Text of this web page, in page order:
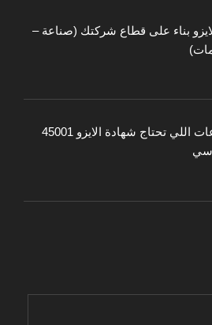
بناء على قطاع شركتك (صناعة –
أهم الصناعات اللي تحتاج شهادة الايزو 45001